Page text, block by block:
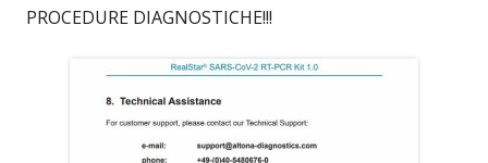
PROCEDURE DIAGNOSTICHE!!!